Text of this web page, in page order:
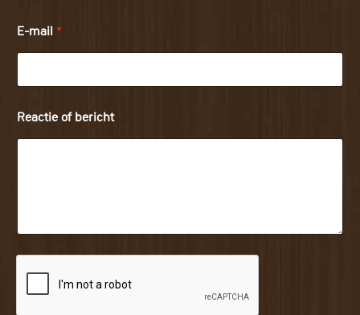
E-mail *
Reactie of bericht